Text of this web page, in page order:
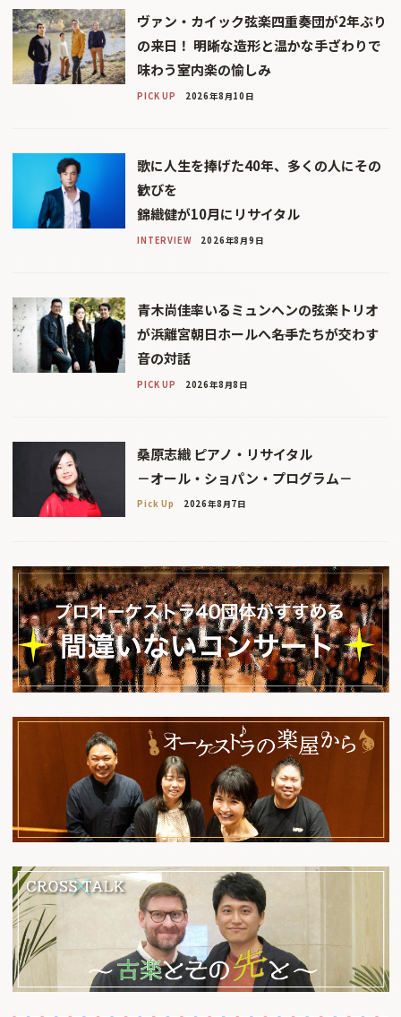
ヴァン・カイック弦楽四重奏団が2年ぶり
の来日！ 明晰な造形と温かな手ざわりで
味わう室内楽の愉しみ
PICK UP 2026年8月10日
歌に人生を捧げた40年、多くの人にその
歓びを
錦織健が10月にリサイタル
INTERVIEW 2026年8月9日
青木尚佳率いるミュンヘンの弦楽トリオ
が浜離宮朝日ホールへ――名手たちが交わす
音の対話
PICK UP 2026年8月8日
桑原志織 ピアノ・リサイタル
－オール・ショパン・プログラム－
Pick Up 2026年8月7日